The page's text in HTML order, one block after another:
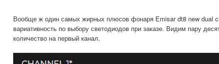
Вообще ж один самых жирных плюсов фонаря Emisar dt8 new dual
вариативность по выбору светодиодов при заказе. Видим пару
количество на первый канал.